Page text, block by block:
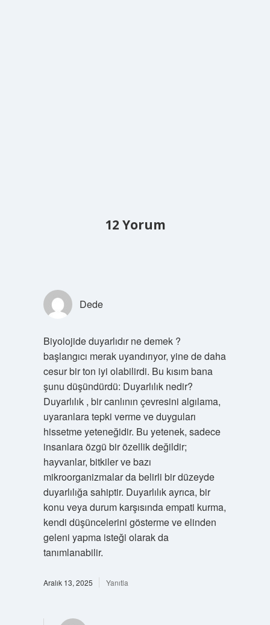
12 Yorum
Dede
Biyolojide duyarlıdır ne demek ?
başlangıcı merak uyandırıyor, yine de daha
cesur bir ton iyi olabilirdi. Bu kısım bana
şunu düşündürdü: Duyarlılık nedir?
Duyarlılık , bir canlının çevresini algılama,
uyaranlara tepki verme ve duyguları
hissetme yeteneğidir. Bu yetenek, sadece
insanlara özgü bir özellik değildir;
hayvanlar, bitkiler ve bazı
mikroorganizmalar da belirli bir düzeyde
duyarlılığa sahiptir. Duyarlılık ayrıca, bir
konu veya durum karşısında empati kurma,
kendi düşüncelerini gösterme ve elinden
geleni yapma isteği olarak da
tanımlanabilir.
Aralık 13, 2025 Yanıtla